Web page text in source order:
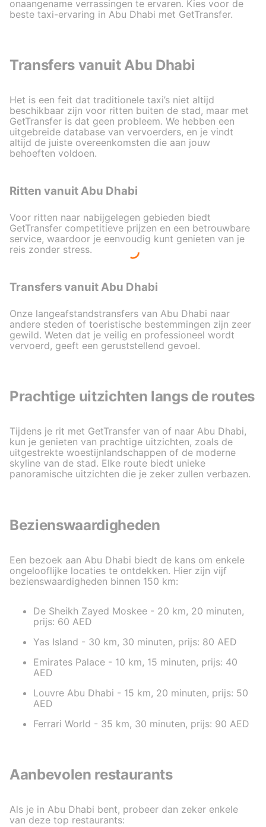
onaangename verrassingen te ervaren. Kies voor de
beste taxi-ervaring in Abu Dhabi met GetTransfer.
Transfers vanuit Abu Dhabi
Het is een feit dat traditionele taxi’s niet altijd
beschikbaar zijn voor ritten buiten de stad, maar met
GetTransfer is dat geen probleem. We hebben een
uitgebreide database van vervoerders, en je vindt
altijd de juiste overeenkomsten die aan jouw
behoeften voldoen.
Ritten vanuit Abu Dhabi
Voor ritten naar nabijgelegen gebieden biedt
GetTransfer competitieve prijzen en een betrouwbare
service, waardoor je eenvoudig kunt genieten van je
reis zonder stress.
Transfers vanuit Abu Dhabi
Onze langeafstandstransfers van Abu Dhabi naar
andere steden of toeristische bestemmingen zijn zeer
gewild. Weten dat je veilig en professioneel wordt
vervoerd, geeft een geruststellend gevoel.
Prachtige uitzichten langs de routes
Tijdens je rit met GetTransfer van of naar Abu Dhabi,
kun je genieten van prachtige uitzichten, zoals de
uitgestrekte woestijnlandschappen of de moderne
skyline van de stad. Elke route biedt unieke
panoramische uitzichten die je zeker zullen verbazen.
Bezienswaardigheden
Een bezoek aan Abu Dhabi biedt de kans om enkele
ongelooflijke locaties te ontdekken. Hier zijn vijf
bezienswaardigheden binnen 150 km:
De Sheikh Zayed Moskee - 20 km, 20 minuten,
prijs: 60 AED
Yas Island - 30 km, 30 minuten, prijs: 80 AED
Emirates Palace - 10 km, 15 minuten, prijs: 40
AED
Louvre Abu Dhabi - 15 km, 20 minuten, prijs: 50
AED
Ferrari World - 35 km, 30 minuten, prijs: 90 AED
Aanbevolen restaurants
Als je in Abu Dhabi bent, probeer dan zeker enkele
van deze top restaurants: